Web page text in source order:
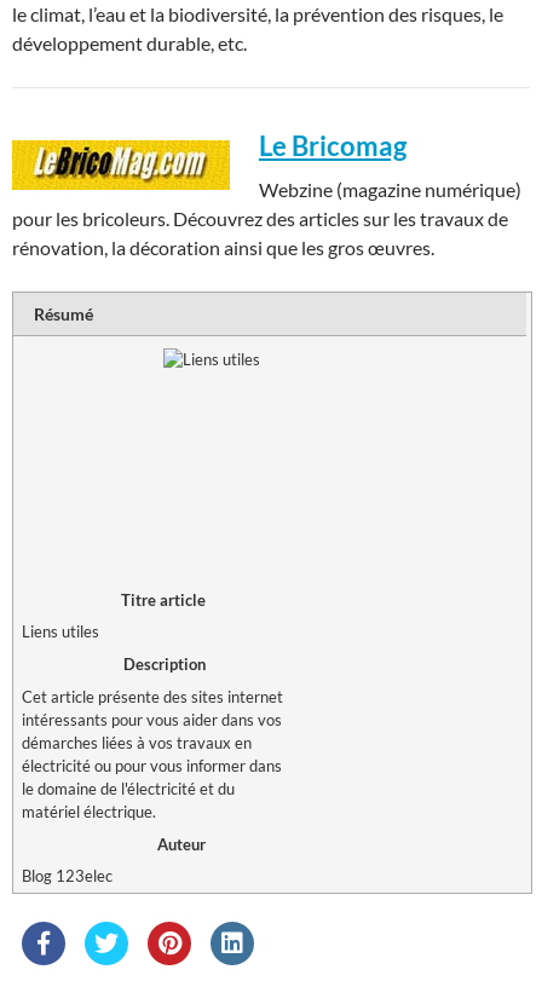
le climat, l’eau et la biodiversité, la prévention des risques, le
développement durable, etc.
Le Bricomag
Webzine (magazine numérique)
pour les bricoleurs. Découvrez des articles sur les travaux de
rénovation, la décoration ainsi que les gros œuvres.
Résumé
Titre article
Liens utiles
Description
Cet article présente des sites internet
intéressants pour vous aider dans vos
démarches liées à vos travaux en
électricité ou pour vous informer dans
le domaine de l'électricité et du
matériel électrique.
Auteur
Blog 123elec